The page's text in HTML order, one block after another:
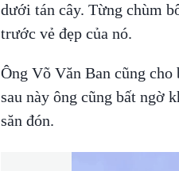
dưới tán cây. Từng chùm
trước vẻ đẹp của nó.
Ông Võ Văn Ban cũng
sau này ông cũng bất ngờ
săn đón.